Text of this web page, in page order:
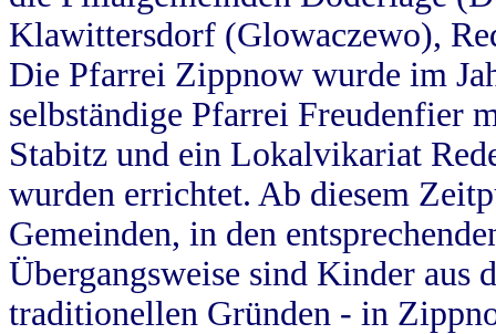
Klawittersdorf (Glowaczewo),
Die Pfarrei Zippnow wurde im
selbständige Pfarrei Freudenfier
Stabitz und ein Lokalvikariat
wurden errichtet. Ab diesem
Gemeinden, in den
Übergangsweise sind Kinder aus
traditionellen Gründen - in